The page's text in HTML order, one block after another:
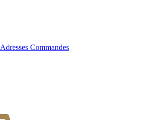
Adresses Commandes